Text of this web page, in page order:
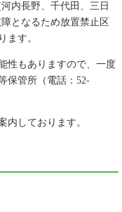
内長野、千代田、三日
となるため放置禁止区
ます。
性もありますので、一度
保管所（電話：52-
内しております。